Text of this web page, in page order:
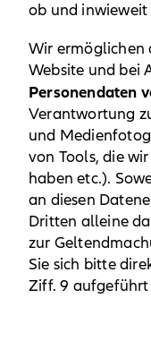
ob und
Wir ermöglichen
Website und bei
Personendaten
Verantwortung
und
von Tools, die
haben etc.).
an diesen
Dritten alleine
zur
Sie sich bitte
Ziff. 9